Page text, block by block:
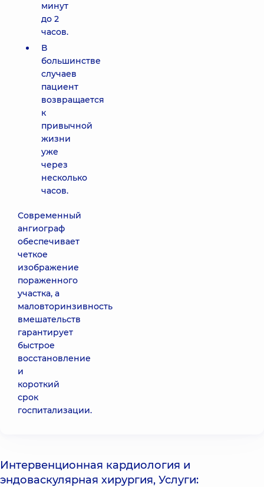
минут
до 2
часов.
В
большинстве
случаев
пациент
возвращается
к
привычной
жизни
уже
через
несколько
часов.
Современный
ангиограф
обеспечивает
четкое
изображение
пораженного
участка, а
маловторинзивность
вмешательств
гарантирует
быстрое
восстановление
и
короткий
срок
госпитализации.
Интервенционная кардиология и
эндоваскулярная хирургия, Услуги: